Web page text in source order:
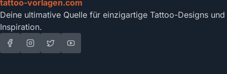
tattoo-vorlagen.com
Deine ultimative Quelle für einzigartige Tattoo-Designs und
Inspiration.